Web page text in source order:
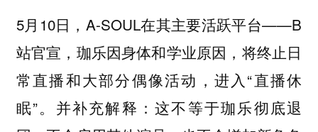
5月10日，A-SOUL在其主要活跃平台——B
站官宣，珈乐因身体和学业原因，将终止日
常直播和大部分偶像活动，进入“直播休
眠”。并补充解释：这不等于珈乐彻底退